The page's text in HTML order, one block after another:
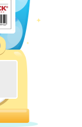
売り切れました